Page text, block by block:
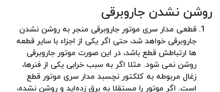
روشن نشدن جاروبرقی
قطعی مدار سری موتور جاروبرقی منجر به روشن نشدن
جاروبرقی خواهد شد، حتی اگر یکی از اجزاء با سایر قطعه
ها ارتباطش قطع باشد، در این صورت موتور جاروبرقی
روشن نمی شود. مثلا اگر به سبب خرابی یکی از فنرها،
زغال مربوطه به کلکتور نچسبد مدار سری موتور قطع
است. اگر موتور را مستقلا به برق زده‌اید و روشن نشده،